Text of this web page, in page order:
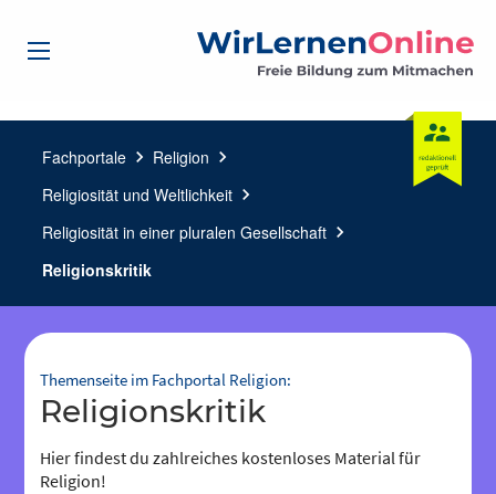
Fachportale chevron_right Religion chevron_right
Religiosität und Weltlichkeit chevron_right
Religiosität in einer pluralen Gesellschaft chevron_right
Religionskritik
Themenseite im Fachportal Religion:
Religionskritik
Hier findest du zahlreiches kostenloses Material für
Religion!